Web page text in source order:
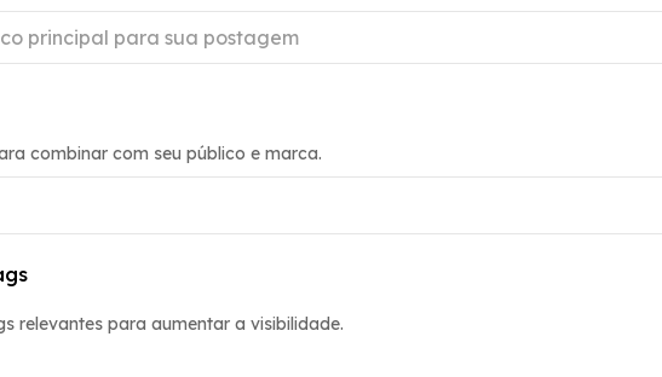
combinar com seu público e marca.
relevantes para aumentar a visibilidade.